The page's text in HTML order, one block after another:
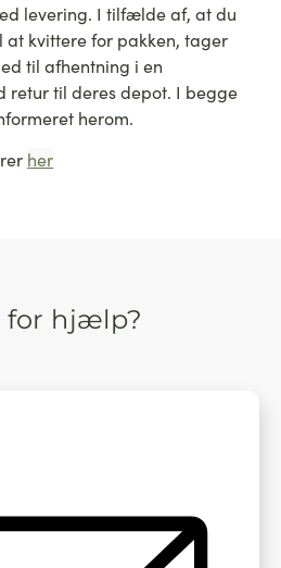
levering. I tilfælde af, at du
kvittere for pakken, tager
til afhentning i en
retur til deres depot. I begge
herom.
her
for hjælp?